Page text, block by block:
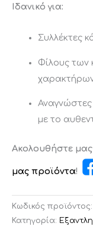
Ιδανικό για:
Συλλέκτες
Φίλους των
Αναγνώστες
με το
Ακολουθήστε
μας προϊόντα!
Κωδικός προϊόντος:
Κατηγορία: